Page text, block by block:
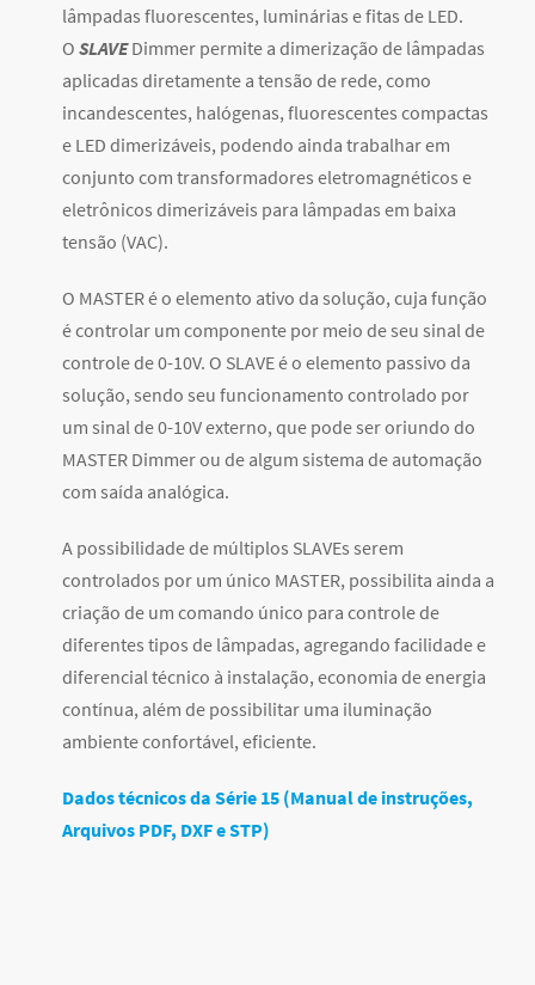
lâmpadas fluorescentes, luminárias e fitas de LED.
O SLAVEDimmer permite a dimerização de lâmpadas
aplicadas diretamente a tensão de rede, como
incandescentes, halógenas, fluorescentes compactas
e LED dimerizáveis, podendo ainda trabalhar em
conjunto com transformadores eletromagnéticos e
eletrônicos dimerizáveis para lâmpadas em baixa
tensão (VAC).
O MASTER é o elemento ativo da solução, cuja função
é controlar um componente por meio de seu sinal de
controle de 0-10V. O SLAVE é o elemento passivo da
solução, sendo seu funcionamento controlado por
um sinal de 0-10V externo, que pode ser oriundo do
MASTER Dimmer ou de algum sistema de automação
com saída analógica.
A possibilidade de múltiplos SLAVEs serem
controlados por um único MASTER, possibilita ainda a
criação de um comando único para controle de
diferentes tipos de lâmpadas, agregando facilidade e
diferencial técnico à instalação, economia de energia
contínua, além de possibilitar uma iluminação
ambiente confortável, eficiente.
Dados técnicos da Série 15 (Manual de instruções,
Arquivos PDF, DXF e STP)